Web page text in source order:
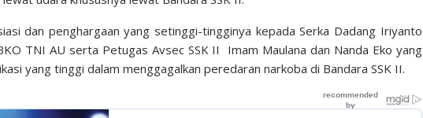
dan penghargaan yang setinggi-tingginya kepada Serka Dadang Iriyanto
TNI AU serta Petugas Avsec SSK II Imam Maulana dan Nanda Eko yang
yang tinggi dalam menggagalkan peredaran narkoba di Bandara SSK II.